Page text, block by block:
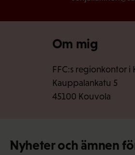
Om mig
FFC:s regionkontor i
Kauppalankatu 5
45100 Kouvola
Nyheter och ämnen